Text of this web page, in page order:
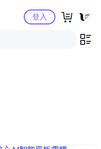
Yahoo購物中心
登入